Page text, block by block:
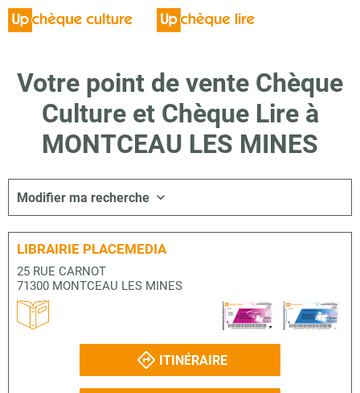
Votre point de vente Chèque
Culture et Chèque Lire à
MONTCEAU LES MINES
Modifier ma recherche
LIBRAIRIE PLACEMEDIA
25 RUE CARNOT
71300 MONTCEAU LES MINES
ITINÉRAIRE